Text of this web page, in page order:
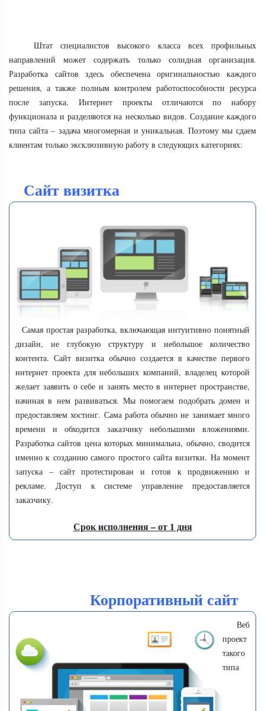
Штат специалистов высокого класса всех профильных
направлений может содержать только солидная организация.
Разработка сайтов здесь обеспечена оригинальностью каждого
решения, а также полным контролем работоспособности ресурса
после запуска. Интернет проекты отличаются по набору
функционала и разделяются на несколько видов. Создание каждого
типа сайта – задача многомерная и уникальная. Поэтому мы сдаем
клиентам только эксклюзивную работу в следующих категориях:
Сайт визитка
Самая простая разработка, включающая интуитивно понятный
дизайн, не глубокую структуру и небольшое количество
контента. Сайт визитка обычно создается в качестве первого
интернет проекта для небольших компаний, владелец которой
желает заявить о себе и занять место в интернет пространстве,
начиная в нем развиваться. Мы помогаем подобрать домен и
предоставляем хостинг. Сама работа обычно не занимает много
времени и обходится заказчику небольшими вложениями.
Разработка сайтов цена которых минимальна, обычно, сводится
именно к созданию самого простого сайта визитки. На момент
запуска – сайт протестирован и готов к продвижению и
рекламе. Доступ к системе управление предоставляется
заказчику.
Срок исполнения – от 1 дня
Корпоративный сайт
Веб
проект
такого
типа